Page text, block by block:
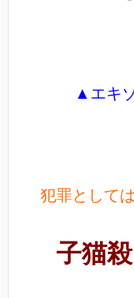
▲エキ
犯罪として
子猫